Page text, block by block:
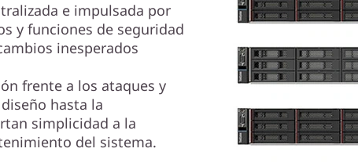
e impulsada por
y funciones de seguridad
inesperados
frente a los ataques y
hasta la
simplicidad a la
del sistema.